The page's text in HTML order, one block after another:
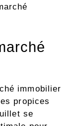
immobilier
propices
se